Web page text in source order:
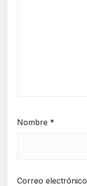
Nombre *
Correo electrónico